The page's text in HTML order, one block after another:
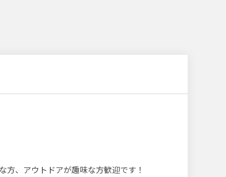
、アウトドアが趣味な方歓迎です！